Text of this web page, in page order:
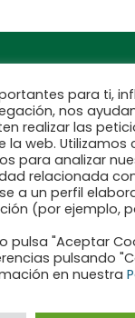
Europea -
para ti,
nos
realizar las
la web. Utilizamos
para analizar
relacionada
a un perfil
(por ejemplo,
pulsa "Aceptar
pulsando
en nuestra